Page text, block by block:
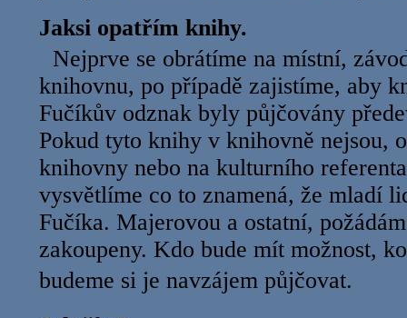
Jaksi opatřím knihy.
Nejprve se obrátíme na místní,
knihovnu, po případě zajistíme, aby
Fučíkův odznak byly půjčovány
Pokud tyto knihy v knihovně nejsou,
knihovny nebo na kulturního
vysvětlíme co to znamená, že mladí
Fučíka. Majerovou a ostatní,
zakoupeny. Kdo bude mít možnost,
budeme si je navzájem